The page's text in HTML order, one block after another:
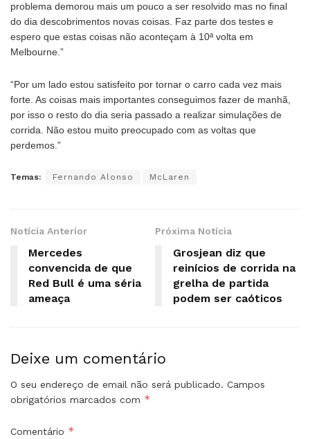
problema demorou mais um pouco a ser resolvido mas no final
do dia descobrimentos novas coisas. Faz parte dos testes e
espero que estas coisas não aconteçam à 10ª volta em
Melbourne.”
“Por um lado estou satisfeito por tornar o carro cada vez mais
forte. As coisas mais importantes conseguimos fazer de manhã,
por isso o resto do dia seria passado a realizar simulações de
corrida. Não estou muito preocupado com as voltas que
perdemos.”
Temas: Fernando Alonso McLaren
Notícia Anterior
Mercedes
convencida de que
Red Bull é uma séria
ameaça
Próxima Notícia
Grosjean diz que
reinícios de corrida na
grelha de partida
podem ser caóticos
Deixe um comentário
O seu endereço de email não será publicado. Campos
obrigatórios marcados com *
Comentário *